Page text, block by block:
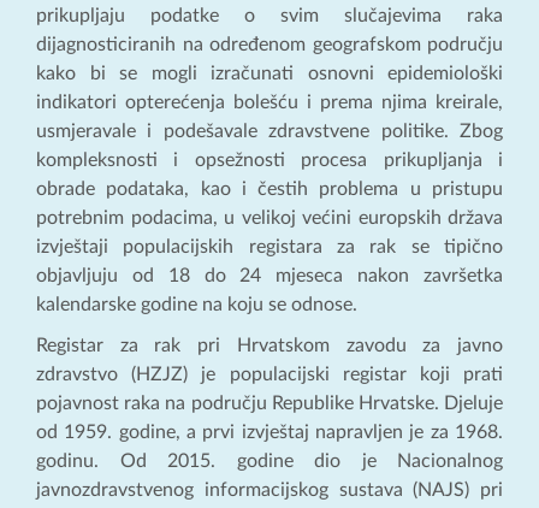
prikupljaju podatke o svim slučajevima raka
dijagnosticiranih na određenom geografskom području
kako bi se mogli izračunati osnovni epidemiološki
indikatori opterećenja bolešću i prema njima kreirale,
usmjeravale i podešavale zdravstvene politike. Zbog
kompleksnosti i opsežnosti procesa prikupljanja i
obrade podataka, kao i čestih problema u pristupu
potrebnim podacima, u velikoj većini europskih država
izvještaji populacijskih registara za rak se tipično
objavljuju od 18 do 24 mjeseca nakon završetka
kalendarske godine na koju se odnose.
Registar za rak pri Hrvatskom zavodu za javno
zdravstvo (HZJZ) je populacijski registar koji prati
pojavnost raka na području Republike Hrvatske. Djeluje
od 1959. godine, a prvi izvještaj napravljen je za 1968.
godinu. Od 2015. godine dio je Nacionalnog
javnozdravstvenog informacijskog sustava (NAJS) pri